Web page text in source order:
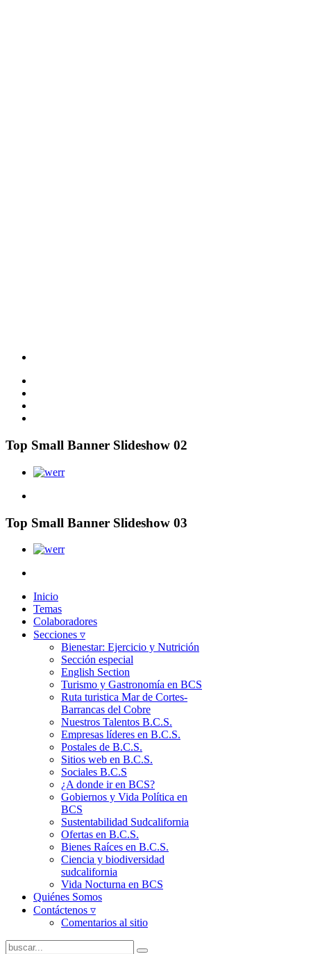
Top Small Banner Slideshow 02
Top Small Banner Slideshow 03
Inicio
Temas
Colaboradores
Secciones ▿
Bienestar: Ejercicio y Nutrición
Sección especial
English Section
Turismo y Gastronomía en BCS
Ruta turistica Mar de Cortes-
Barrancas del Cobre
Nuestros Talentos B.C.S.
Empresas líderes en B.C.S.
Postales de B.C.S.
Sitios web en B.C.S.
Sociales B.C.S
¿A donde ir en BCS?
Gobiernos y Vida Política en
BCS
Sustentabilidad Sudcalifornia
Ofertas en B.C.S.
Bienes Raíces en B.C.S.
Ciencia y biodiversidad
sudcalifornia
Vida Nocturna en BCS
Quiénes Somos
Contáctenos ▿
Comentarios al sitio